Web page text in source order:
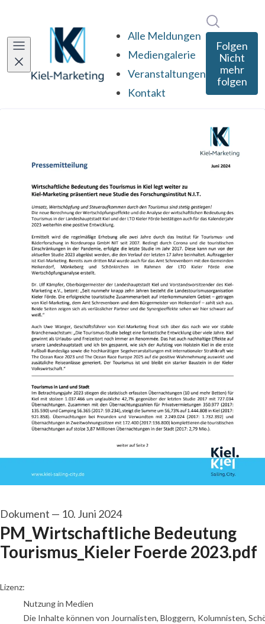
Alle Meldungen
Mediengalerie
Veranstaltungen
Kontakt
Folgen
Nicht
mehr
folgen
Dokument — 10. Juni 2024
PM_Wirtschaftliche Bedeutung
Tourismus_Kieler Foerde 2023.pdf
go to media item
Lizenz:
Nutzung in Medien
Die Inhalte können von Journalisten, Bloggern, Kolumnisten,